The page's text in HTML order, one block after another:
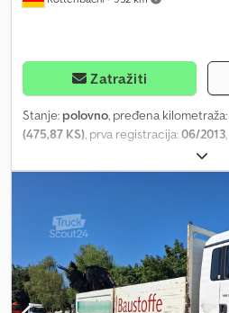
MIKROTALASNA I-SHIFT
POD LED OSVETLJENJE
INSTAGRAMU: GEURTSTRUCKS WIR
HABLAMOS ESPANOL WE SPEAK
Zatražiti
Stanje: polovno, pređena kilometraža:
(475,87 KS), prva registracija:06/2013
, konfiguracija
inspekcija (TÜV):02/2025, boja:plava
900 mm, Godina proizvodnje: 2013,
uređaj, navigacioni sistem, *
Hsrf * Međuosovinsko rastojanje
ponuda je uopšteno bez tehničkog
inspekcije i bez registarskih tablica.